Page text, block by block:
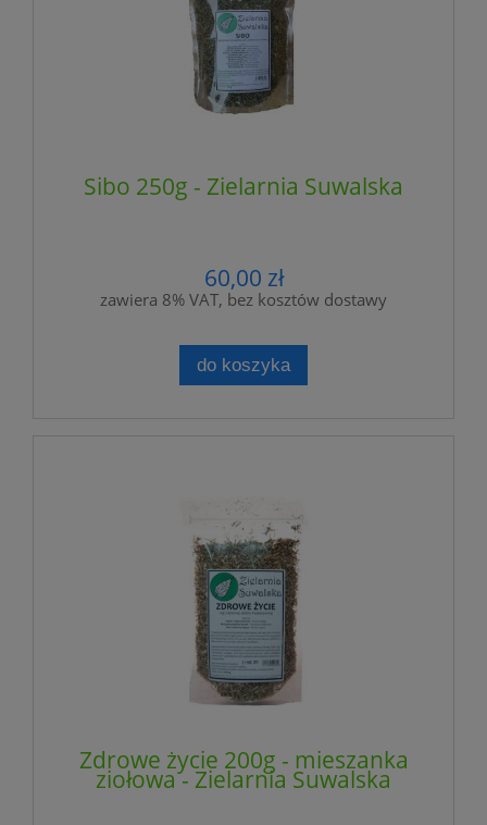
Sibo 250g - Zielarnia Suwalska
60,00 zł
zawiera 8% VAT, bez kosztów dostawy
do koszyka
Zdrowe życie 200g - mieszanka
ziołowa - Zielarnia Suwalska